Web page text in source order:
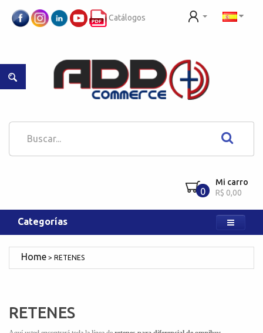
Catálogos
0
Mi carro
R$ 0,00
Categorías
RETENES
RETENES